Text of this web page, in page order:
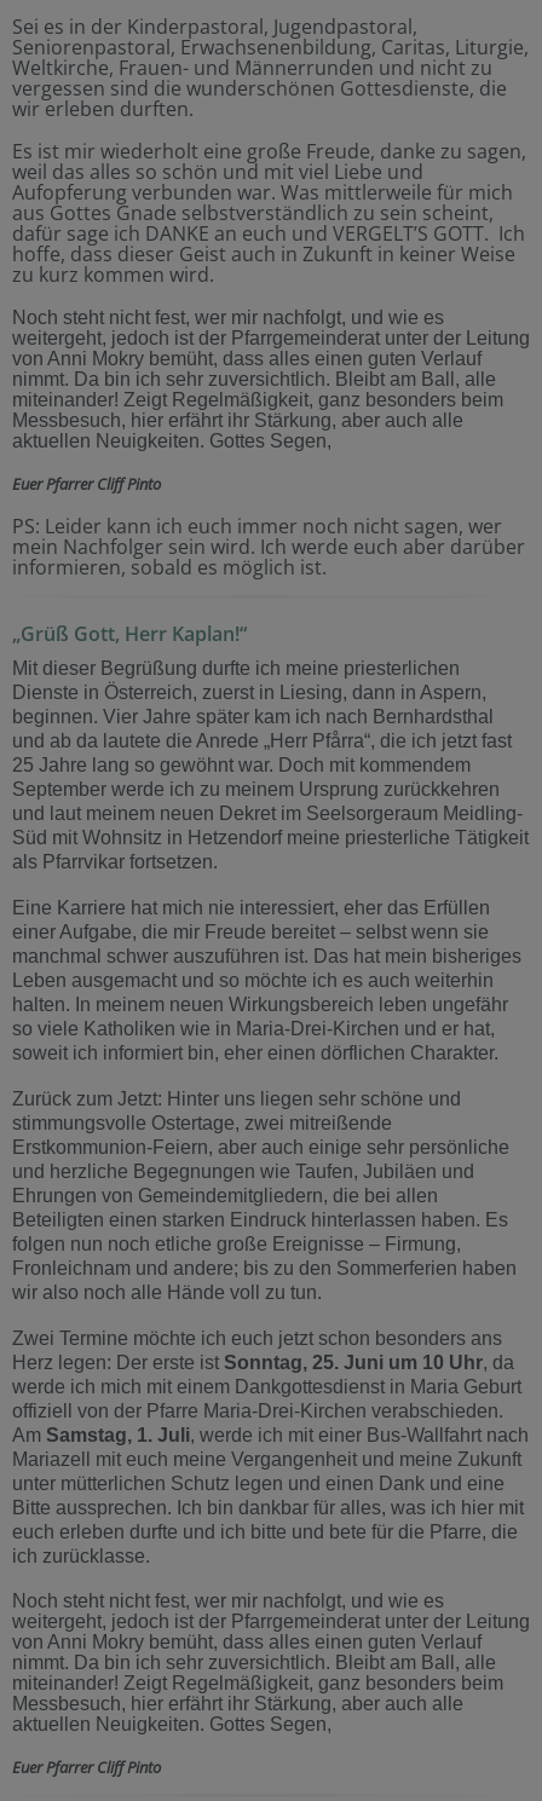
Sei es in der Kinderpastoral, Jugendpastoral,
Seniorenpastoral, Erwachsenenbildung, Caritas, Liturgie,
Weltkirche, Frauen- und Männerrunden und nicht zu
vergessen sind die wunderschönen Gottesdienste, die
wir erleben durften.
Es ist mir wiederholt eine große Freude, danke zu sagen,
weil das alles so schön und mit viel Liebe und
Aufopferung verbunden war. Was mittlerweile für mich
aus Gottes Gnade selbstverständlich zu sein scheint,
dafür sage ich DANKE an euch und VERGELT’S GOTT. Ich
hoffe, dass dieser Geist auch in Zukunft in keiner Weise
zu kurz kommen wird.
Noch steht nicht fest, wer mir nachfolgt, und wie es
weitergeht, jedoch ist der Pfarrgemeinderat unter der Leitung
von Anni Mokry bemüht, dass alles einen guten Verlauf
nimmt. Da bin ich sehr zuversichtlich. Bleibt am Ball, alle
miteinander! Zeigt Regelmäßigkeit, ganz besonders beim
Messbesuch, hier erfährt ihr Stärkung, aber auch alle
aktuellen Neuigkeiten. Gottes Segen,
Euer Pfarrer Cliff Pinto
PS: Leider kann ich euch immer noch nicht sagen, wer
mein Nachfolger sein wird. Ich werde euch aber darüber
informieren, sobald es möglich ist.
„Grüß Gott, Herr Kaplan!“
Mit dieser Begrüßung durfte ich meine priesterlichen
Dienste in Österreich, zuerst in Liesing, dann in Aspern,
beginnen. Vier Jahre später kam ich nach Bernhardsthal
und ab da lautete die Anrede „Herr Pfårra“, die ich jetzt fast
25 Jahre lang so gewöhnt war. Doch mit kommendem
September werde ich zu meinem Ursprung zurückkehren
und laut meinem neuen Dekret im Seelsorgeraum Meidling-
Süd mit Wohnsitz in Hetzendorf meine priesterliche Tätigkeit
als Pfarrvikar fortsetzen.
Eine Karriere hat mich nie interessiert, eher das Erfüllen
einer Aufgabe, die mir Freude bereitet – selbst wenn sie
manchmal schwer auszuführen ist. Das hat mein bisheriges
Leben ausgemacht und so möchte ich es auch weiterhin
halten. In meinem neuen Wirkungsbereich leben ungefähr
so viele Katholiken wie in Maria-Drei-Kirchen und er hat,
soweit ich informiert bin, eher einen dörflichen Charakter.
Zurück zum Jetzt: Hinter uns liegen sehr schöne und
stimmungsvolle Ostertage, zwei mitreißende
Erstkommunion-Feiern, aber auch einige sehr persönliche
und herzliche Begegnungen wie Taufen, Jubiläen und
Ehrungen von Gemeindemitgliedern, die bei allen
Beteiligten einen starken Eindruck hinterlassen haben. Es
folgen nun noch etliche große Ereignisse – Firmung,
Fronleichnam und andere; bis zu den Sommerferien haben
wir also noch alle Hände voll zu tun.
Zwei Termine möchte ich euch jetzt schon besonders ans
Herz legen: Der erste ist Sonntag, 25. Juni um 10 Uhr, da
werde ich mich mit einem Dankgottesdienst in Maria Geburt
offiziell von der Pfarre Maria-Drei-Kirchen verabschieden.
Am Samstag, 1. Juli, werde ich mit einer Bus-Wallfahrt nach
Mariazell mit euch meine Vergangenheit und meine Zukunft
unter mütterlichen Schutz legen und einen Dank und eine
Bitte aussprechen. Ich bin dankbar für alles, was ich hier mit
euch erleben durfte und ich bitte und bete für die Pfarre, die
ich zurücklasse.
Noch steht nicht fest, wer mir nachfolgt, und wie es
weitergeht, jedoch ist der Pfarrgemeinderat unter der Leitung
von Anni Mokry bemüht, dass alles einen guten Verlauf
nimmt. Da bin ich sehr zuversichtlich. Bleibt am Ball, alle
miteinander! Zeigt Regelmäßigkeit, ganz besonders beim
Messbesuch, hier erfährt ihr Stärkung, aber auch alle
aktuellen Neuigkeiten. Gottes Segen,
Euer Pfarrer Cliff Pinto